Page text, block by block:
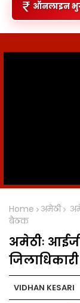
ऑनलाइन
Home अमेठी
बैठक
अमेठीः
VIDHAN KESARI